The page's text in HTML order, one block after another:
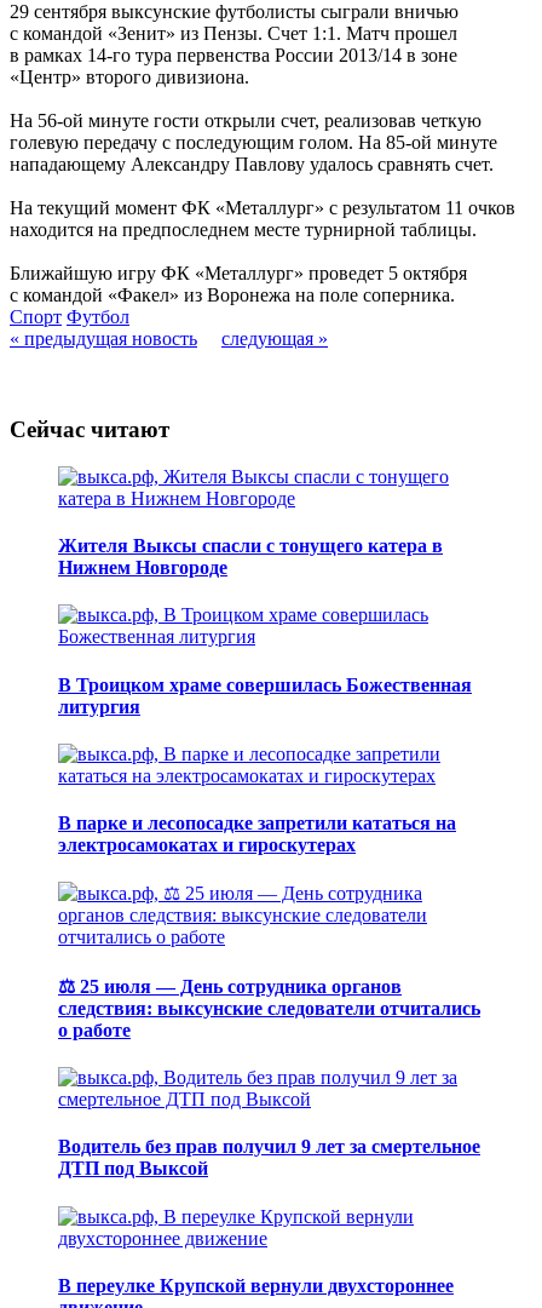
29 сентября выксунские футболисты сыграли вничью
с командой «Зенит» из Пензы. Счет 1:1. Матч прошел
в рамках 14-го тура первенства России 2013/14 в зоне
«Центр» второго дивизиона.
На 56-ой минуте гости открыли счет, реализовав четкую
голевую передачу с последующим голом. На 85-ой минуте
нападающему Александру Павлову удалось сравнять счет.
На текущий момент ФК «Металлург» с результатом 11 очков
находится на предпоследнем месте турнирной таблицы.
Ближайшую игру ФК «Металлург» проведет 5 октября
с командой «Факел» из Воронежа на поле соперника.
Спорт Футбол
« предыдущая новость
следующая »
Сейчас читают
Жителя Выксы спасли с тонущего катера в
Нижнем Новгороде
В Троицком храме совершилась Божественная
литургия
В парке и лесопосадке запретили кататься на
электросамокатах и гироскутерах
⚖️ 25 июля — День сотрудника органов
следствия: выксунские следователи отчитались
о работе
Водитель без прав получил 9 лет за смертельное
ДТП под Выксой
В переулке Крупской вернули двухстороннее